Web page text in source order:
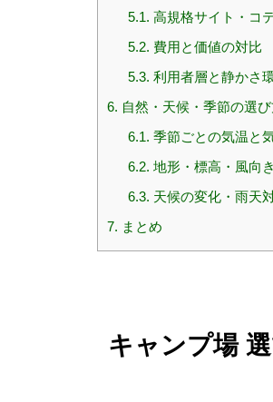
5.1. 高規格サイト・コ
5.2. 費用と価値の対比
5.3. 利用者層と静かさ
6. 自然・天候・季節の選
6.1. 季節ごとの気温と
6.2. 地形・標高・風向
6.3. 天候の変化・雨天
7. まとめ
キャンプ場